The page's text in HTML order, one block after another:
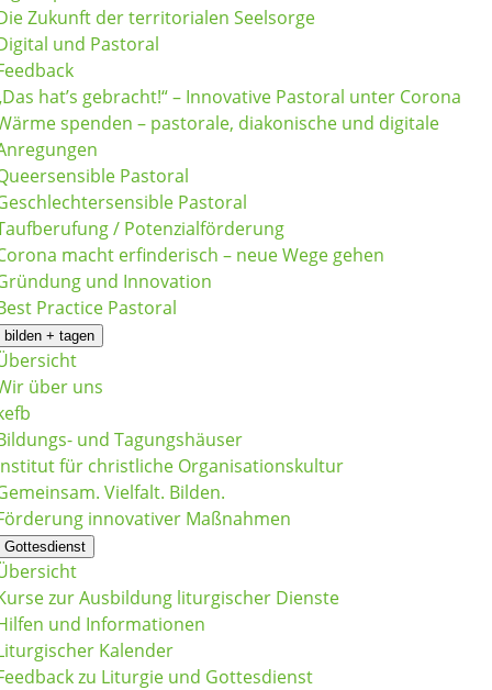
Zukunft der territorialen Seelsorge
und Pastoral
hat’s gebracht!“ – Innovative Pastoral unter Corona
spenden – pastorale, diakonische und digitale
Pastoral
Pastoral
/ Potenzialförderung
macht erfinderisch – neue Wege gehen
und Innovation
Practice Pastoral
bilden + tagen
über uns
und Tagungshäuser
für christliche Organisationskultur
Vielfalt. Bilden.
innovativer Maßnahmen
Gottesdienst
zur Ausbildung liturgischer Dienste
und Informationen
Kalender
zu Liturgie und Gottesdienst